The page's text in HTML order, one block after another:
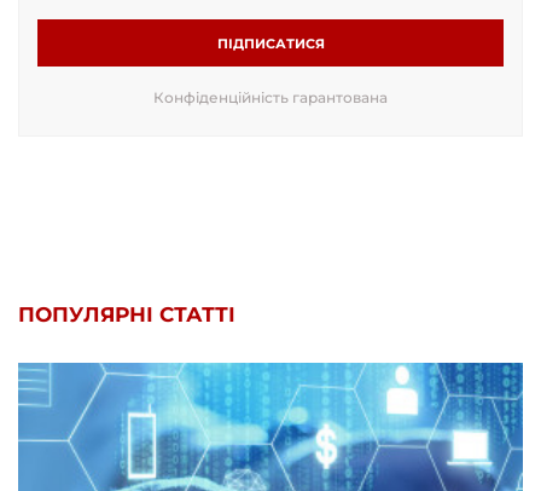
ПІДПИСАТИСЯ
Конфіденційність гарантована
ПОПУЛЯРНІ СТАТТІ